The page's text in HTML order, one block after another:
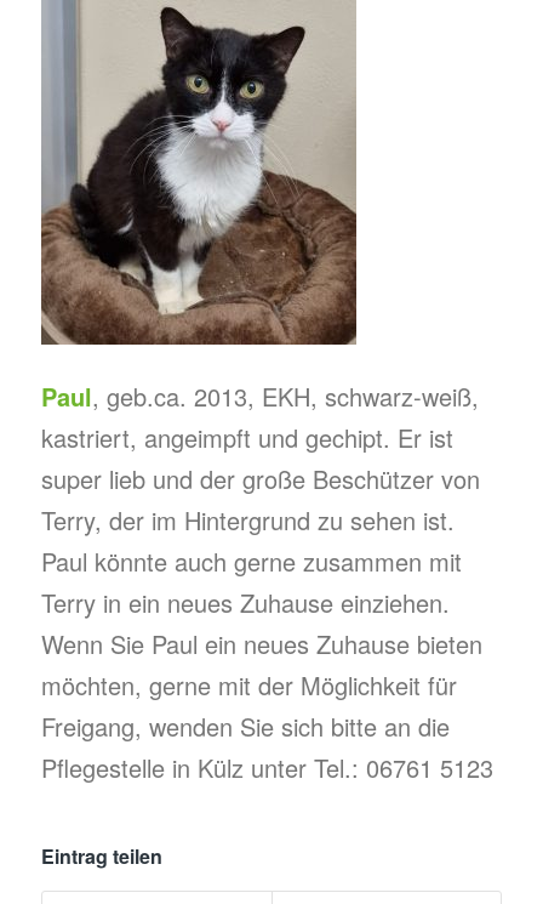
Paul, geb.ca. 2013, EKH, schwarz-weiß,
kastriert, angeimpft und gechipt. Er ist
super lieb und der große Beschützer von
Terry, der im Hintergrund zu sehen ist.
Paul könnte auch gerne zusammen mit
Terry in ein neues Zuhause einziehen.
Wenn Sie Paul ein neues Zuhause bieten
möchten, gerne mit der Möglichkeit für
Freigang, wenden Sie sich bitte an die
Pflegestelle in Külz unter Tel.: 06761 5123
Eintrag teilen